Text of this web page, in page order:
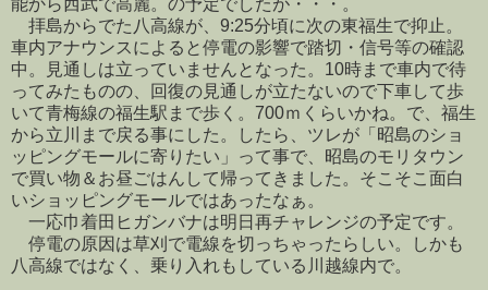
能から西武で高麗。の予定でしたが・・・。
拝島からでた八高線が、9:25分頃に次の東福生で抑止。
車内アナウンスによると停電の影響で踏切・信号等の確認
中。見通しは立っていませんとなった。10時まで車内で待
ってみたものの、回復の見通しが立たないので下車して歩
いて青梅線の福生駅まで歩く。700ｍくらいかね。で、福生
から立川まで戻る事にした。したら、ツレが「昭島のショ
ッピングモールに寄りたい」って事で、昭島のモリタウン
で買い物＆お昼ごはんして帰ってきました。そこそこ面白
いショッピングモールではあったなぁ。
一応巾着田ヒガンバナは明日再チャレンジの予定です。
停電の原因は草刈で電線を切っちゃったらしい。しかも
八高線ではなく、乗り入れもしている川越線内で。